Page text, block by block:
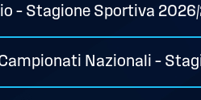
– Stagione Sportiva
Nazionali –